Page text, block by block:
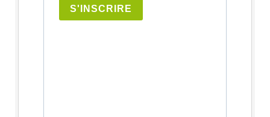
S'INSCRIRE